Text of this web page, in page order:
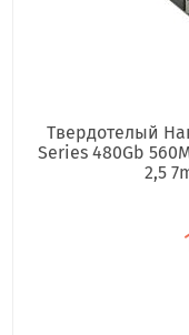
Твердотелый
Series 480Gb
2,5